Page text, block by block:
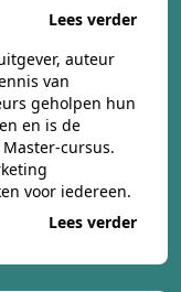
Lees verder
auteur
van
geholpen hun
en is de
cursus.
voor iedereen.
Lees verder